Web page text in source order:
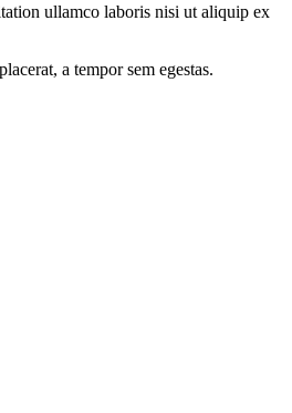
ullamco laboris nisi ut aliquip ex
a tempor sem egestas.